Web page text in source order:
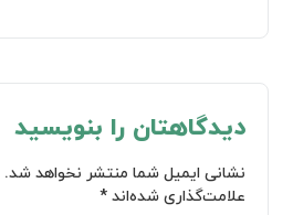
دیدگاهتان را بنویسید
نشانی ایمیل شما منتشر نخواهد شد.
علامت‌گذاری شده‌اند*